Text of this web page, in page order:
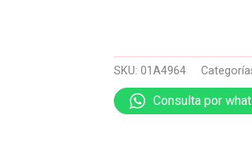
SKU: 01A4964
Consulta por